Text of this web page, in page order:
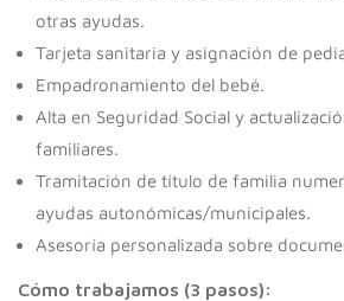
otras ayudas.
Tarjeta sanitaria y asignación de
Empadronamiento del bebé.
Alta en Seguridad Social y
familiares.
Tramitación de título de familia
ayudas autonómicas/municipales.
Asesoría personalizada sobre
Cómo trabajamos (3 pasos):